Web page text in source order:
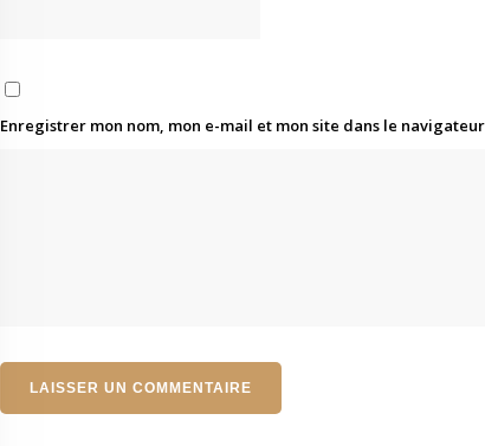
Enregistrer mon nom, mon e-mail et mon site dans le